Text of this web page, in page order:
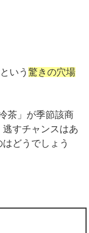
いう驚きの穴場
茶」が季節該商
すチャンスはあ
どうでしょう